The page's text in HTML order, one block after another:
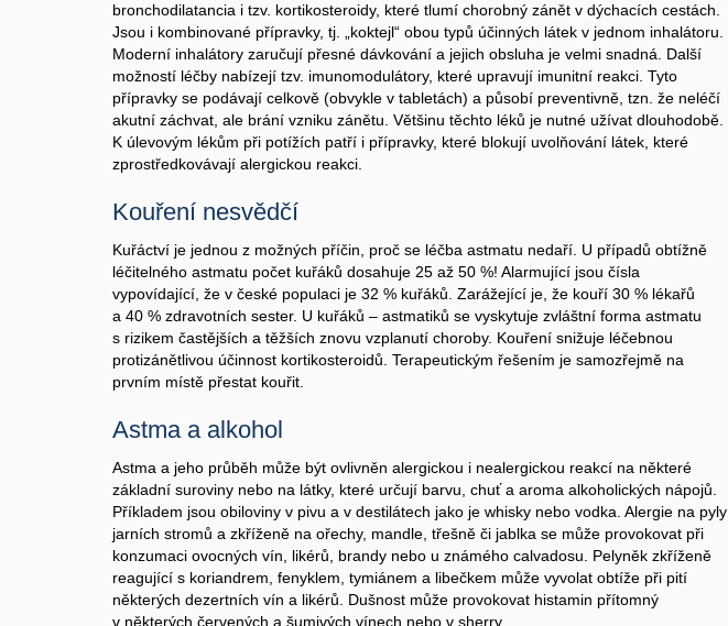
bronchodilatancia i tzv. kortikosteroidy, které tlumí chorobný zánět v dýchacích cestách.
Jsou i kombinované přípravky, tj. „koktejl“ obou typů účinných látek v jednom inhalátoru.
Moderní inhalátory zaručují přesné dávkování a jejich obsluha je velmi snadná. Další
možností léčby nabízejí tzv. imunomodulátory, které upravují imunitní reakci. Tyto
přípravky se podávají celkově (obvykle v tabletách) a působí preventivně, tzn. že neléčí
akutní záchvat, ale brání vzniku zánětu. Většinu těchto léků je nutné užívat dlouhodobě.
K úlevovým lékům při potížích patří i přípravky, které blokují uvolňování látek, které
zprostředkovávají alergickou reakci.
Kouření nesvědčí
Kuřáctví je jednou z možných příčin, proč se léčba astmatu nedaří. U případů obtížně
léčitelného astmatu počet kuřáků dosahuje 25 až 50 %! Alarmující jsou čísla
vypovídající, že v české populaci je 32 % kuřáků. Zarážející je, že kouří 30 % lékařů
a 40 % zdravotních sester. U kuřáků – astmatiků se vyskytuje zvláštní forma astmatu
s rizikem častějších a těžších znovu vzplanutí choroby. Kouření snižuje léčebnou
protizánětlivou účinnost kortikosteroidů. Terapeutickým řešením je samozřejmě na
prvním místě přestat kouřit.
Astma a alkohol
Astma a jeho průběh může být ovlivněn alergickou i nealergickou reakcí na některé
základní suroviny nebo na látky, které určují barvu, chuť a aroma alkoholických nápojů.
Příkladem jsou obiloviny v pivu a v destilátech jako je whisky nebo vodka. Alergie na pyly
jarních stromů a zkříženě na ořechy, mandle, třešně či jablka se může provokovat při
konzumaci ovocných vín, likérů, brandy nebo u známého calvadosu. Pelyněk zkříženě
reagující s koriandrem, fenyklem, tymiánem a libečkem může vyvolat obtíže při pití
některých dezertních vín a likérů. Dušnost může provokovat histamin přítomný
v některých červených a šumivých vínech nebo v sherry.